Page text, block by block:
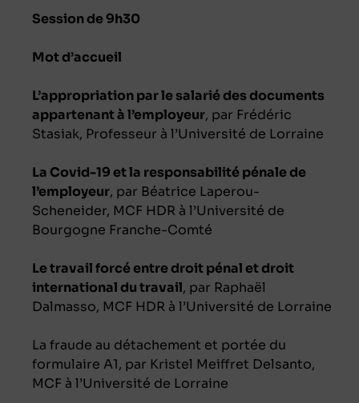
Session de 9h30
Mot d’accueil
L’appropriation par le salarié des documents
appartenant à l’employeur, par Frédéric
Stasiak, Professeur à l’Université de Lorraine
La Covid-19 et la responsabilité pénale de
l’employeur, par Béatrice Laperou-
Scheneider, MCF HDR à l’Université de
Bourgogne Franche-Comté
Le travail forcé entre droit pénal et droit
international du travail, par Raphaël
Dalmasso, MCF HDR à l’Université de Lorraine
La fraude au détachement et portée du
formulaire A1, par Kristel Meiffret Delsanto,
MCF à l’Université de Lorraine